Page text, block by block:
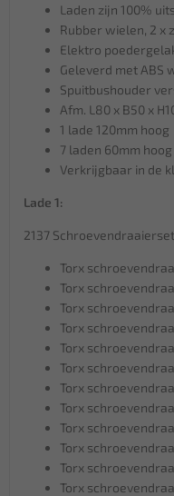
Laden zijn 100%
Rubber wielen, 2 x
Elektro
Geleverd met ABS
Spuitbushouder
Afm. L80 x B50 x
1 lade 120mm hoog
7 laden 60mm hoog
Verkrijgbaar in de
Lade 1:
2137
Torx
Torx
Torx
Torx
Torx
Torx
Torx
Torx
Torx
Torx
Torx
Torx